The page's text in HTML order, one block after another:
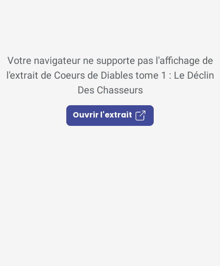
Votre navigateur ne supporte pas l'affichage de
l'extrait de Coeurs de Diables tome 1 : Le Déclin
Des Chasseurs
Ouvrir l'extrait